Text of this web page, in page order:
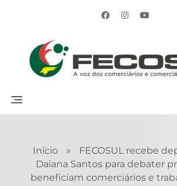
Início »
FECOSUL recebe
Daiana Santos para debater
beneficiam comerciários e